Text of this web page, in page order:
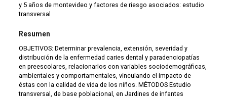
y 5 años de montevideo y factores de riesgo asociados: estudio
transversal
Resumen
OBJETIVOS: Determinar prevalencia, extensión, severidad y
distribución de la enfermedad caries dental y paradenciopatías
en preescolares, relacionarlos con variables sociodemográficas,
ambientales y comportamentales, vinculando el impacto de
éstas con la calidad de vida de los niños. MÉTODOS Estudio
transversal, de base poblacional, en Jardines de infantes